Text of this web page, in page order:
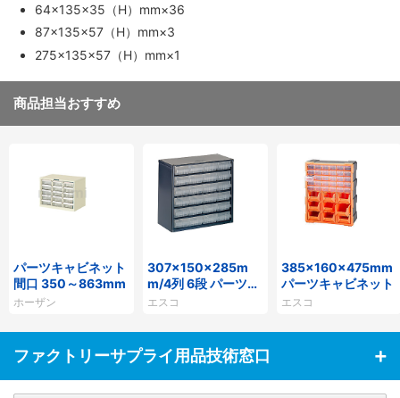
64×135×35（H）mm×36
87×135×57（H）mm×3
275×135×57（H）mm×1
商品担当おすすめ
パーツキャビネット
間口 350～863mm
ホーザン
307×150×285m
m/4列 6段 パーツキ
ャビネット
エスコ
385×160×475mm
パーツキャビネット
エスコ
ファクトリーサプライ用品技術窓口